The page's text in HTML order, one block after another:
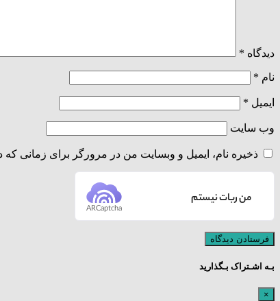
دیدگاه *
نام *
ایمیل *
وب‌ سایت
ذخیره نام، ایمیل و وبسایت من در مرورگر برای زمانی که
من ربات نیستم
ARCaptcha
بـه اشـتراک بـگذارید
×